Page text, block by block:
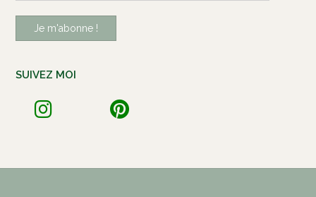
SUIVEZ MOI